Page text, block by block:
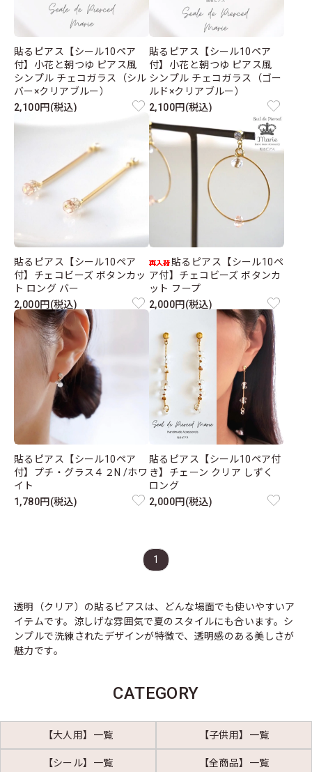
貼るピアス【シール10ペア
付】小花と朝つゆ ピアス風
シンプル チェコガラス（シル
バー×クリアブルー）
2,100円(税込)
貼るピアス【シール10ペア
付】小花と朝つゆ ピアス風
シンプル チェコガラス（ゴー
ルド×クリアブルー）
2,100円(税込)
貼るピアス【シール10ペア
付】チェコビーズ ボタンカッ
ト ロング バー
2,000円(税込)
貼るピアス【シール10ペ
ア付】チェコビーズ ボタンカ
ット フープ
2,000円(税込)
貼るピアス【シール10ペア
付】プチ・グラス４２N /ホワ
イト
1,780円(税込)
貼るピアス【シール10ペア付
き】チェーン クリア しずく
ロング
2,000円(税込)
1
透明（クリア）の貼るピアスは、どんな場面でも使いやすいア
イテムです。涼しげな雰囲気で夏のスタイルにも合います。シ
ンプルで洗練されたデザインが特徴で、透明感のある美しさが
魅力です。
CATEGORY
【大人用】一覧 【子供用】一覧
【シール】一覧 【全商品】一覧